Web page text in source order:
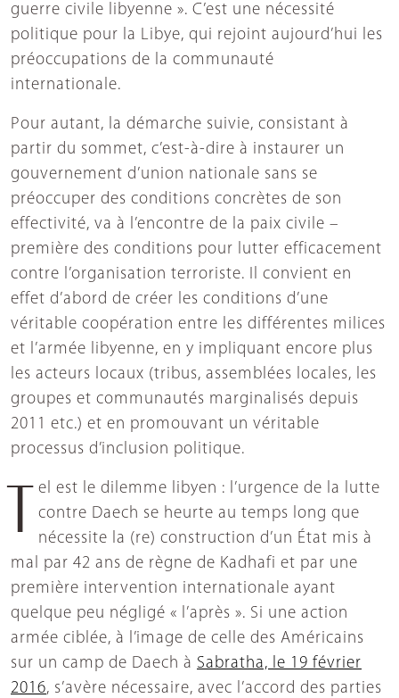
guerre civile libyenne ». C’est une nécessité
politique pour la Libye, qui rejoint aujourd’hui les
préoccupations de la communauté
internationale.
Pour autant, la démarche suivie, consistant à
partir du sommet, c’est-à-dire à instaurer un
gouvernement d’union nationale sans se
préoccuper des conditions concrètes de son
effectivité, va à l’encontre de la paix civile –
première des conditions pour lutter efficacement
contre l’organisation terroriste. Il convient en
effet d’abord de créer les conditions d’une
véritable coopération entre les différentes milices
et l’armée libyenne, en y impliquant encore plus
les acteurs locaux (tribus, assemblées locales, les
groupes et communautés marginalisés depuis
2011 etc.) et en promouvant un véritable
processus d’inclusion politique.
Tel est le dilemme libyen : l’urgence de la lutte contre Daech se heurte au temps long que
nécessite la (re) construction d’un État mis à
mal par 42 ans de règne de Kadhafi et par une
première intervention internationale ayant
quelque peu négligé « l’après ». Si une action
armée ciblée, à l’image de celle des Américains
sur un camp de Daech à Sabratha, le 19 février
2016, s’avère nécessaire, avec l’accord des parties